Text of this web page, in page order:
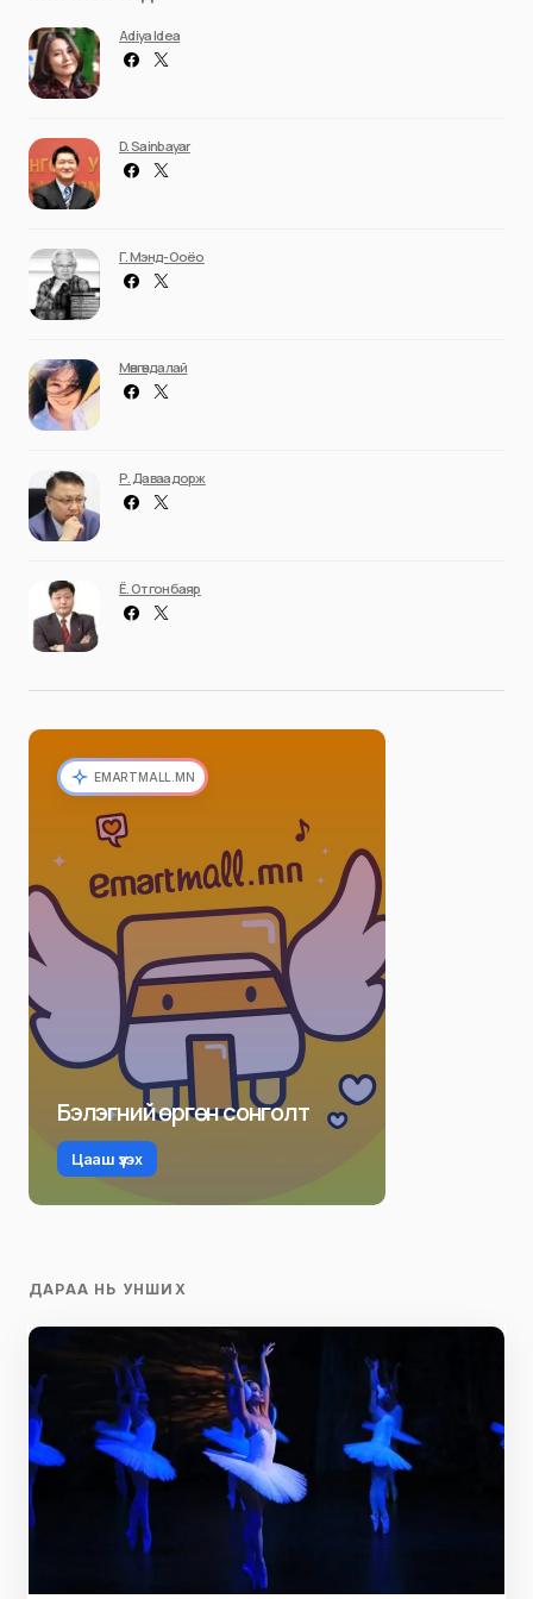
Adiya Idea
D. Sainbayar
Г. Мэнд-Ооёо
Мөнгөндалай
Р. Даваадорж
Ё. Отгонбаяр
EMARTMALL.MN
Бэлэгний өргөн сонголт
Цааш үзэх
ДАРАА НЬ УНШИХ